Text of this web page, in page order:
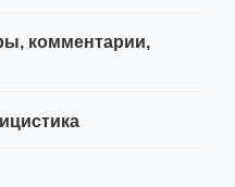
комментарии,